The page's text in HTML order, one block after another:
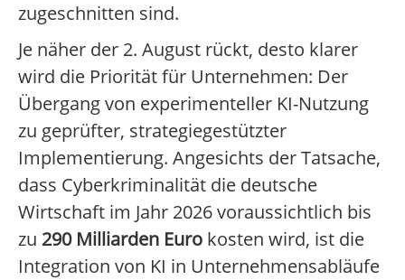
zugeschnitten sind.
Je näher der 2. August rückt, desto klarer
wird die Priorität für Unternehmen: Der
Übergang von experimenteller KI-Nutzung
zu geprüfter, strategiegestützter
Implementierung. Angesichts der Tatsache,
dass Cyberkriminalität die deutsche
Wirtschaft im Jahr 2026 voraussichtlich bis
zu 290 Milliarden Euro kosten wird, ist die
Integration von KI in Unternehmensabläufe